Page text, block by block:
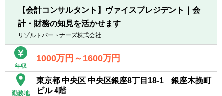
■PEファンドのM&A実務において求められる
税務の経験・知識は幅広く、事業会社のM&A
や外国企業の日本向け投資等において求めら
れる知識・経験の多くを包含するものであ
り、尖った専門家になれると同時に幅広く対
応できる専門家になれることも魅力です。
ァンドに関する税務の定例勉強会や案件毎の
チームメンバーを対象としたOJTなど成長で
■当事者意識を持ち、業務の枠に囚われず能
動的に行動できる方
■常にクライアントにとってのベストを考え
行動できる方
心
■IPO支援
- 上場準備関連書類作成支援
- 社内規程の整備支援 等
■内部統制・ガバナンス構築支援
■CFO/管理部長代行支援
※興味があれば、グループ会社にて税務業務
【会計コンサルタント】ヴァイスプレジデント｜会
計・財務の知見を活かせます
リゾルトパートナーズ株式会社
年収
1000万円～1600万円
勤務地
東京都 中央区 中央区銀座8丁目18-1 銀座木挽町
ビル 4階